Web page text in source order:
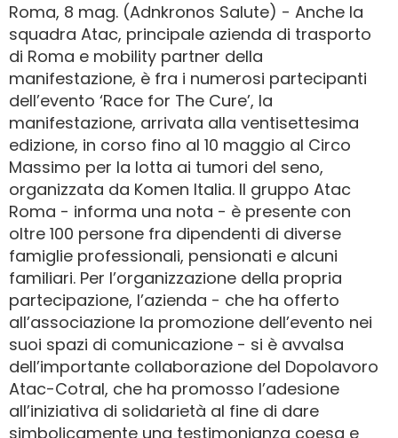
Roma, 8 mag. (Adnkronos Salute) - Anche la
squadra Atac, principale azienda di trasporto
di Roma e mobility partner della
manifestazione, è fra i numerosi partecipanti
dell’evento ‘Race for The Cure’, la
manifestazione, arrivata alla ventisettesima
edizione, in corso fino al 10 maggio al Circo
Massimo per la lotta ai tumori del seno,
organizzata da Komen Italia. Il gruppo Atac
Roma - informa una nota - è presente con
oltre 100 persone fra dipendenti di diverse
famiglie professionali, pensionati e alcuni
familiari. Per l’organizzazione della propria
partecipazione, l’azienda - che ha offerto
all’associazione la promozione dell’evento nei
suoi spazi di comunicazione - si è avvalsa
dell’importante collaborazione del Dopolavoro
Atac-Cotral, che ha promosso l’adesione
all’iniziativa di solidarietà al fine di dare
simbolicamente una testimonianza coesa e